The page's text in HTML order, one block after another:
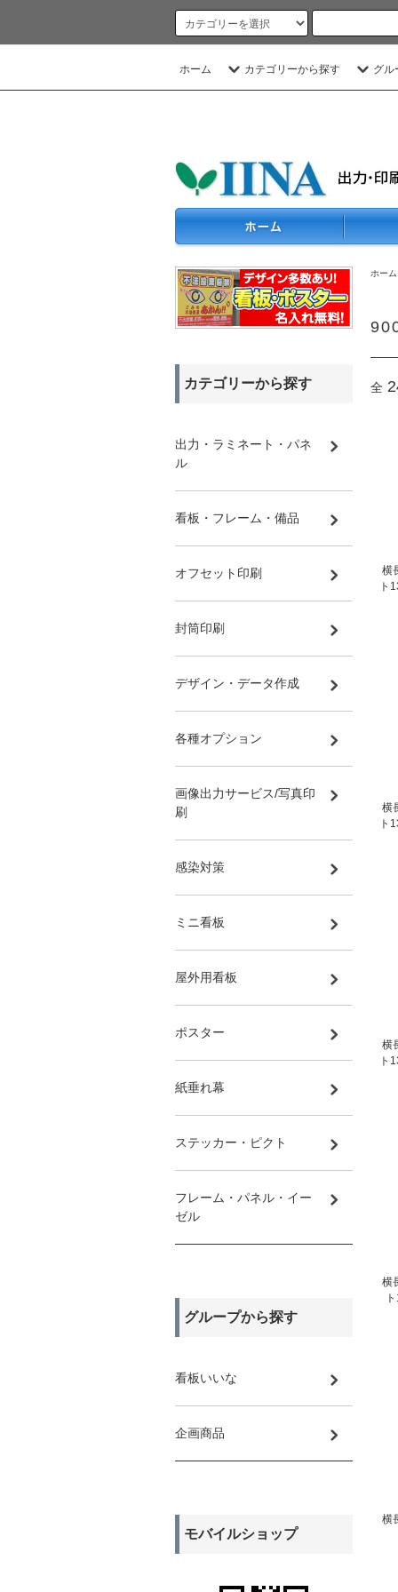
ホーム カテゴリーから探す グル
ホーム
全
横
ト
横
ト
横
ト
横
横
カテゴリーから探す
出力・ラミネート・パネ
ル
看板・フレーム・備品
オフセット印刷
封筒印刷
デザイン・データ作成
各種オプション
画像出力サービス/写真印
刷
感染対策
ミニ看板
屋外用看板
ポスター
紙垂れ幕
ステッカー・ピクト
フレーム・パネル・イー
ゼル
グループから探す
看板いいな
企画商品
モバイルショップ